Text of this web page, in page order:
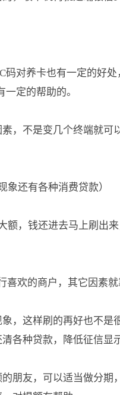
对养卡也有一定的好
定的帮助的。
，不是变几个终端就可
还有各种消费贷款）
，钱还进去马上刷出
欢的商户，其它因素就
，这样刷的再好也不是
各种贷款，降低征信显
朋友，可以适当做分期